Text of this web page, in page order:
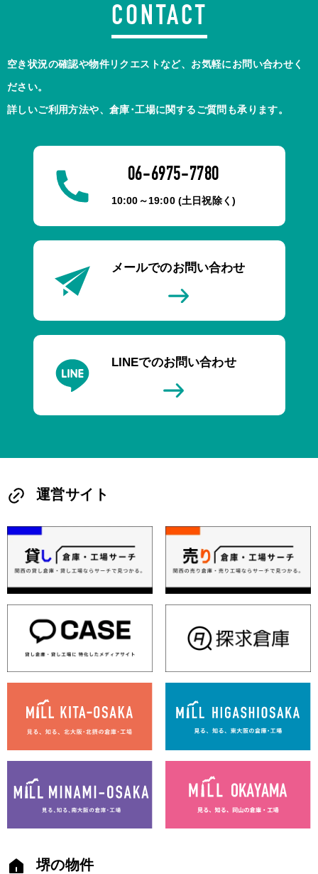
CONTACT
空き状況の確認や物件リクエストなど、お気軽にお問い合わせく
ださい。
詳しいご利用方法や、倉庫･工場に関するご質問も承ります。
06-6975-7780
10:00～19:00 (土日祝除く)
メールでのお問い合わせ
LINEでのお問い合わせ
運営サイト
堺の物件